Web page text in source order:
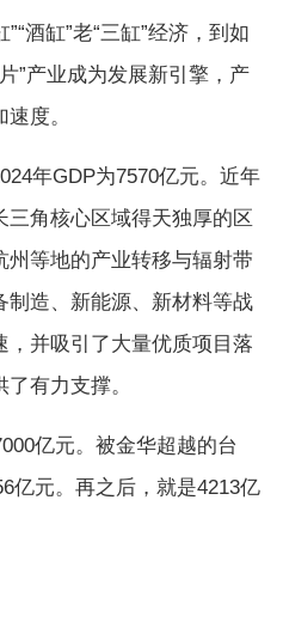
酒缸”老“三缸”经济，到如
片”产业成为发展新引擎，产
度。
年GDP为7570亿元。近年
角核心区域得天独厚的区
等地的产业转移与辐射带
制造、新能源、新材料等战
并吸引了大量优质项目落
有力支撑。
亿元。被金华超越的台
亿元。再之后，就是4213亿